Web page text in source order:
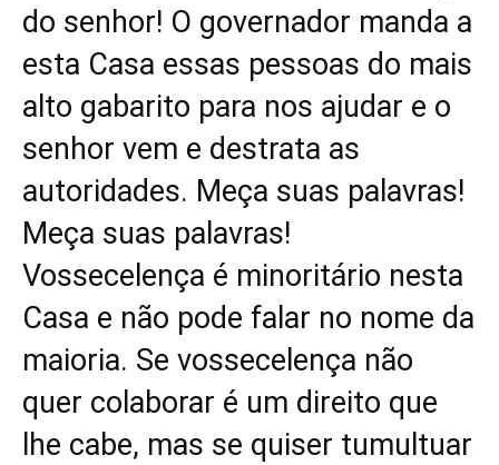
do senhor! O governador manda a
esta Casa essas pessoas do mais
alto gabarito para nos ajudar e o
senhor vem e destrata as
autoridades. Meça suas palavras!
Meça suas palavras!
Vossecelença é minoritário nesta
Casa e não pode falar no nome da
maioria. Se vossecelença não
quer colaborar é um direito que
lhe cabe, mas se quiser tumultuar